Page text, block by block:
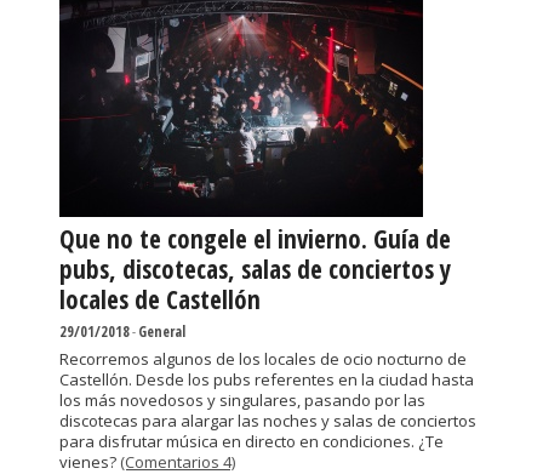
Que no te congele el invierno. Guía de
pubs, discotecas, salas de conciertos y
locales de Castellón
29/01/2018-General
Recorremos algunos de los locales de ocio nocturno de
Castellón. Desde los pubs referentes en la ciudad hasta
los más novedosos y singulares, pasando por las
discotecas para alargar las noches y salas de conciertos
para disfrutar música en directo en condiciones. ¿Te
vienes? (Comentarios 4)